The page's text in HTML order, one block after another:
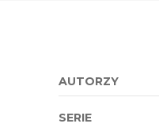
AUTORZY
SERIE